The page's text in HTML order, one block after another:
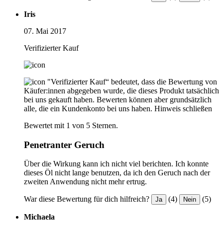
Iris
07. Mai 2017
Verifizierter Kauf
"Verifizierter Kauf“ bedeutet, dass die Bewertung von
Käufer:innen abgegeben wurde, die dieses Produkt tatsächlich
bei uns gekauft haben. Bewerten können aber grundsätzlich
alle, die ein Kundenkonto bei uns haben. Hinweis schließen
Bewertet mit 1 von 5 Sternen.
Penetranter Geruch
Über die Wirkung kann ich nicht viel berichten. Ich konnte
dieses Öl nicht lange benutzen, da ich den Geruch nach der
zweiten Anwendung nicht mehr ertrug.
War diese Bewertung für dich hilfreich? Ja (4) Nein (5)
Michaela